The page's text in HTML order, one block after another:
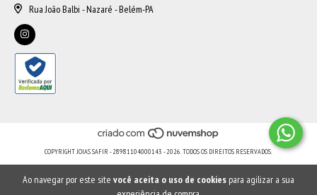
Ao navegar por este site você aceita o uso de cookies para agilizar a sua
Rua João Balbi - Nazaré - Belém-PA
COPYRIGHT JOIAS SAFIR - 28981104000143 - 2026. TODOS OS DIREITOS RESERVADOS.